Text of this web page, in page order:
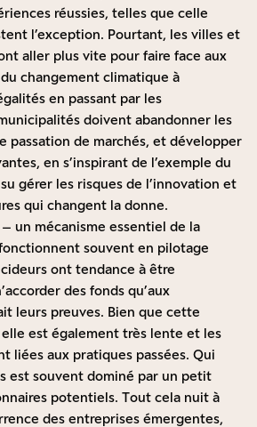
réussies, telles que celle
l’exception. Pourtant, les villes et
aller plus vite pour faire face aux
changement climatique à
en passant par les
doivent abandonner les
passation de marchés, et développer
en s’inspirant de l’exemple du
gérer les risques de l’innovation et
qui changent la donne.
un mécanisme essentiel de la
souvent en pilotage
ont tendance à être
des fonds qu’aux
leurs preuves. Bien que cette
est également très lente et les
liées aux pratiques passées. Qui
est souvent dominé par un petit
potentiels. Tout cela nuit à
des entreprises émergentes,